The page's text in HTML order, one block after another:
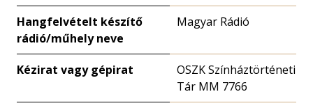
Hangfelvételt készítő
rádió/műhely neve
Magyar Rádió
Kézirat vagy gépirat
OSZK Színháztörténeti
Tár MM 7766